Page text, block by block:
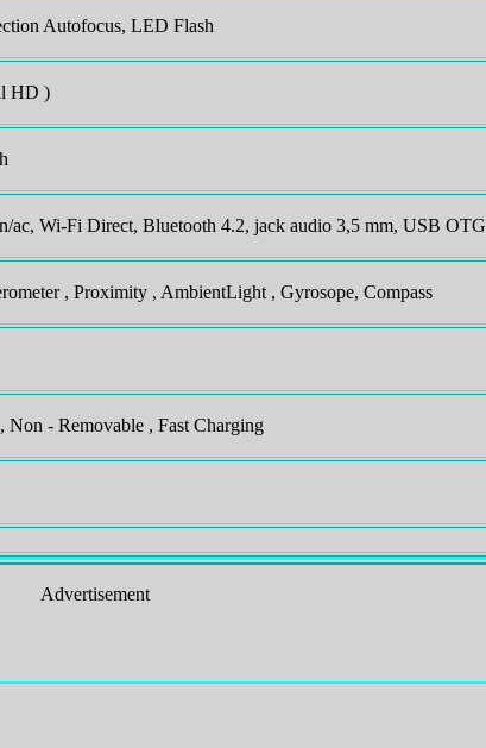
Autofocus, LED Flash
HD )
ac, Wi-Fi Direct, Bluetooth 4.2, jack audio 3,5 mm, USB OTG
, Proximity , AmbientLight , Gyrosope, Compass
- Removable , Fast Charging
Advertisement